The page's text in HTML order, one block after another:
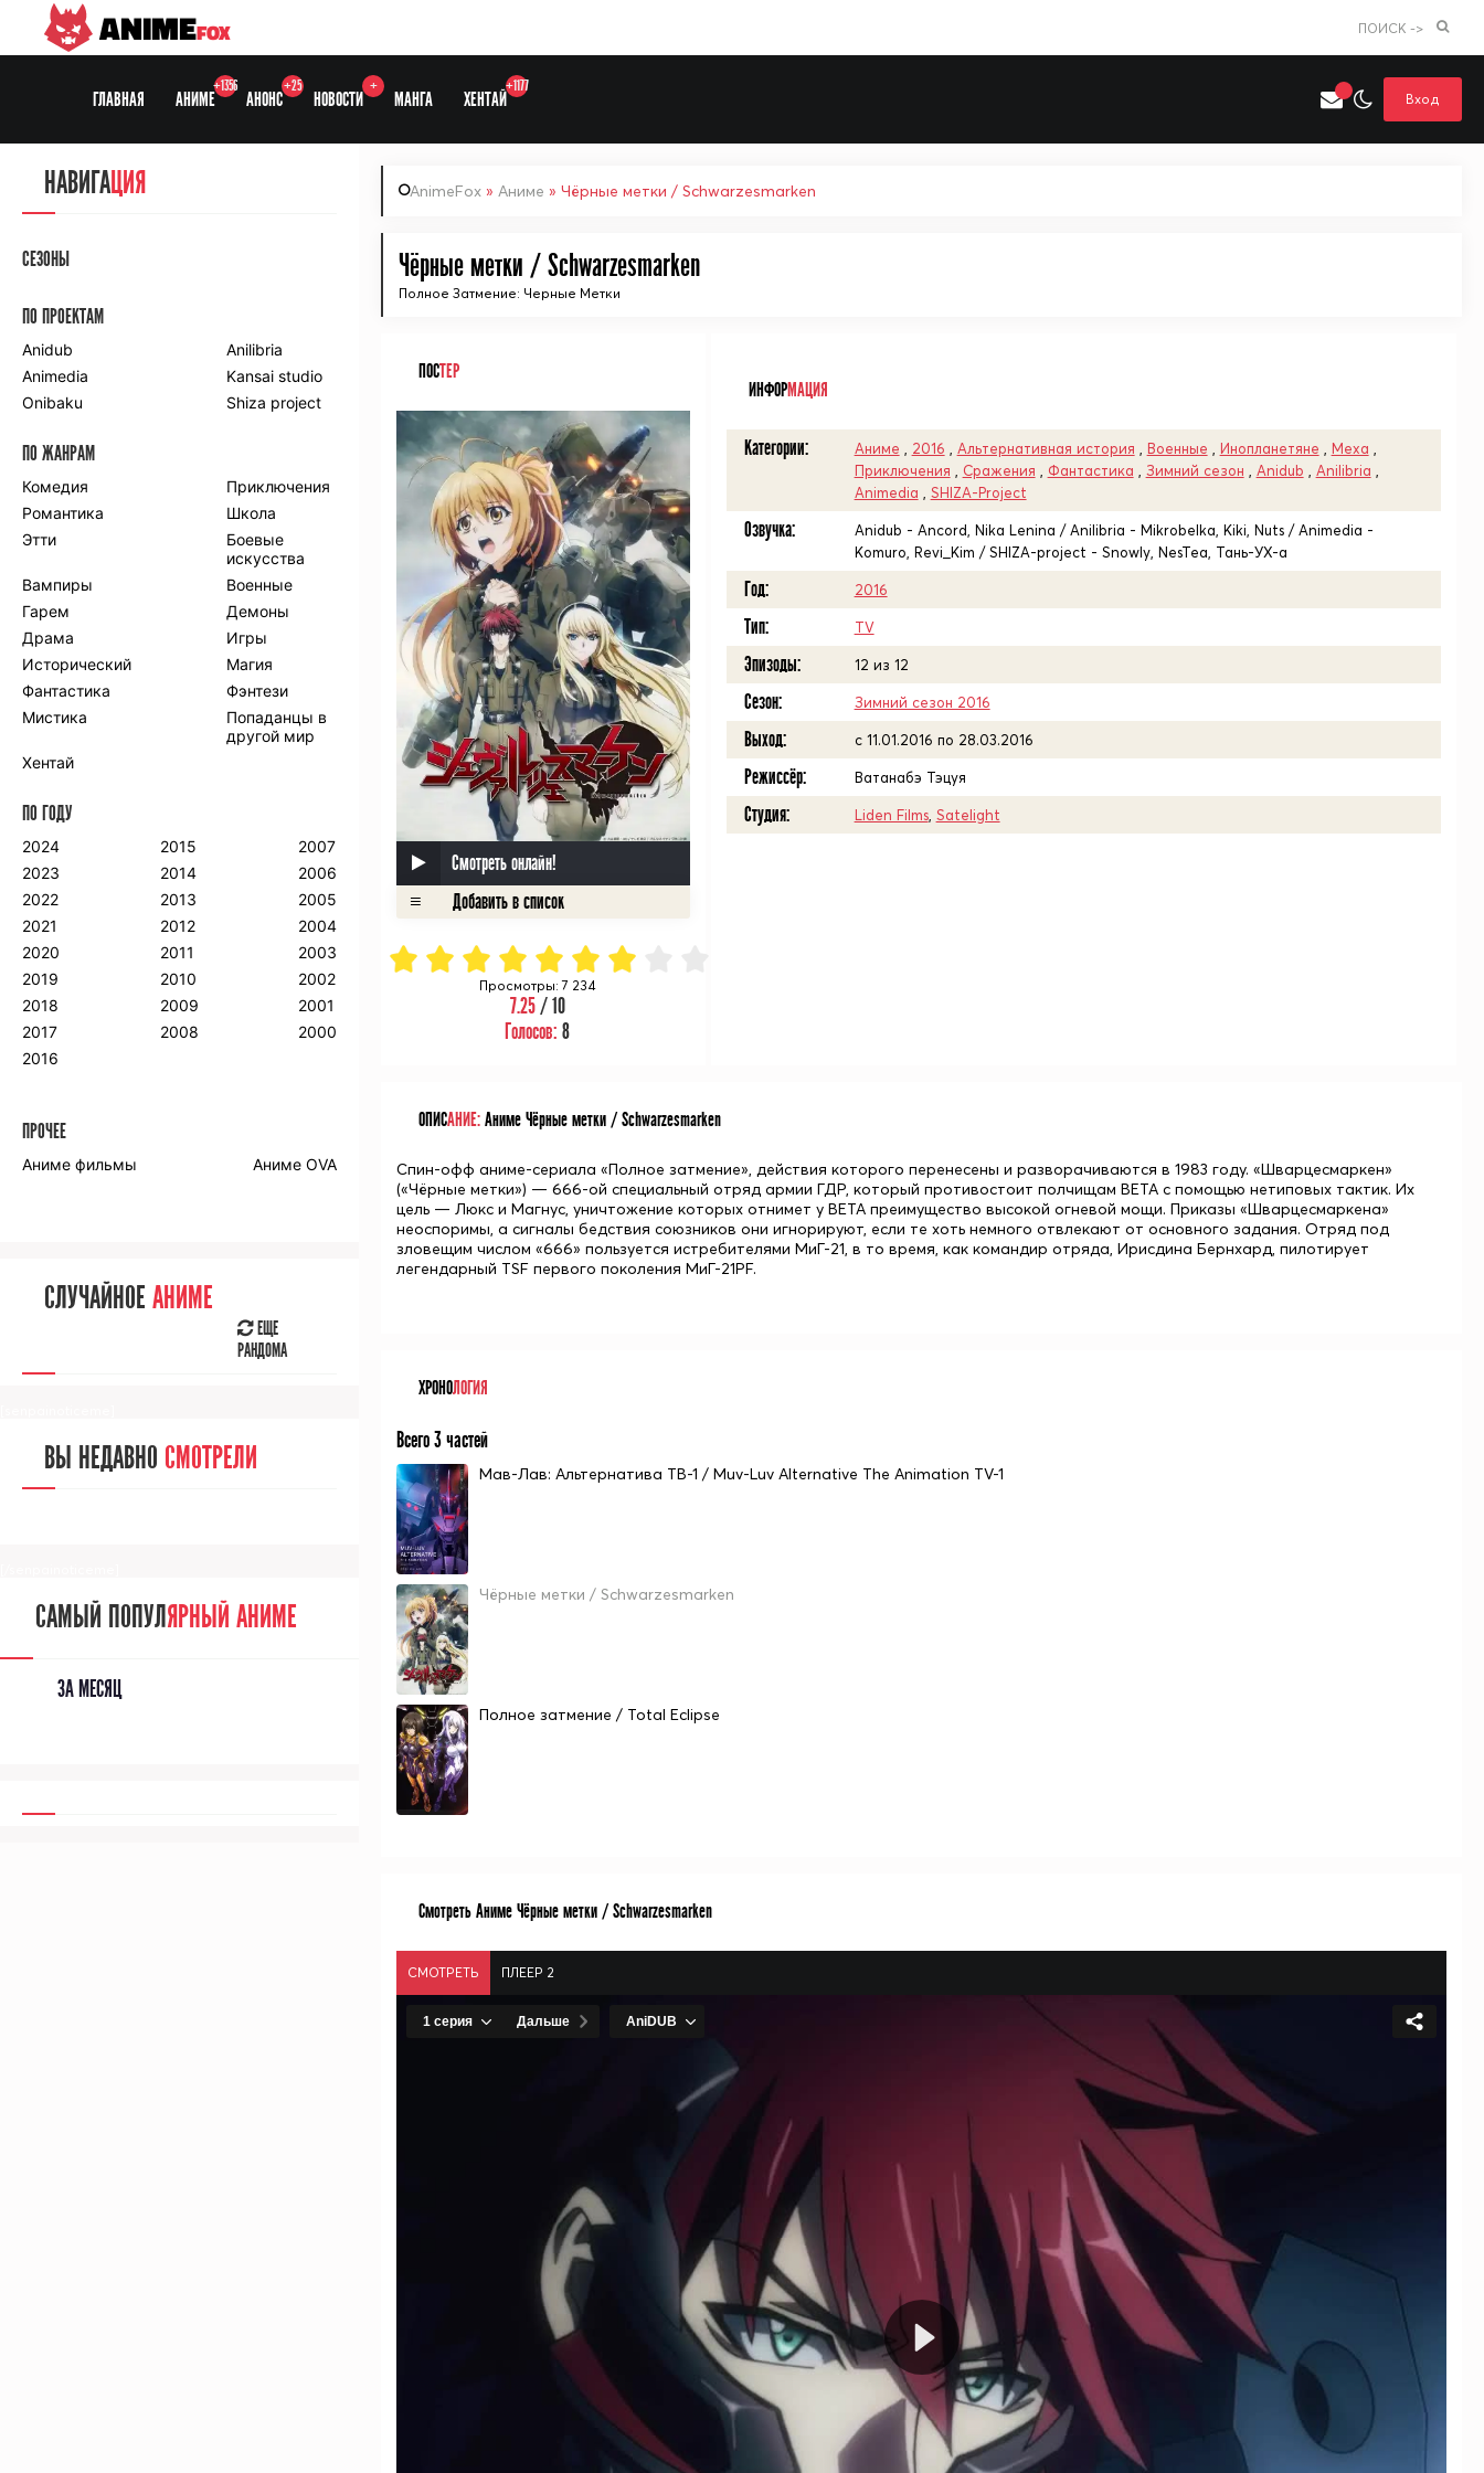
ANIMEFOX ПОИСК ->
ГЛАВНАЯ АНИМЕ
+1356
АНОНС
+25
НОВОСТИ
+
МАНГА ХЕНТАЙ
+1177
Вход
AnimeFox » Аниме » Чёрные метки / Schwarzesmarken
Чёрные метки / Schwarzesmarken
Полное Затмение: Черные Метки
ПОСТЕР
Смотреть онлайн!
Просмотры: 7 234
7.25/ 10
Голосов:8
ИНФОРМАЦИЯ
Категории: Аниме 2016 Альтернативная история Военные Инопланетяне Меха
Приключения
Сражения Фантастика Зимний сезон Anidub Anilibria
Animedia
SHIZA-Project
Озвучка:
Anidub - Ancord, Nika Lenina / Anilibria - Mikrobelka, Kiki, Nuts / Animedia -
Komuro, Revi_Kim / SHIZA-project - Snowly, NesTea, Тань-УХ-а
Год: 2016
Тип: TV
Эпизоды: 12 из 12
Сезон: Зимний сезон 2016
Выход: c 11.01.2016 по 28.03.2016
Режиссёр: Ватанабэ Тэцуя
Студия: Liden Films, Satelight
ОПИСАНИЕ:Аниме Чёрные метки / Schwarzesmarken
Спин-офф аниме-сериала «Полное затмение», действия которого перенесены и разворачиваются в 1983 году. «Шварцесмаркен»
(«Чёрные метки») — 666-ой специальный отряд армии ГДР, который противостоит полчищам BETA с помощью нетиповых тактик. Их
цель — Люкс и Магнус, уничтожение которых отнимет у BETA преимущество высокой огневой мощи. Приказы «Шварцесмаркена»
неоспоримы, а сигналы бедствия союзников они игнорируют, если те хоть немного отвлекают от основного задания. Отряд под
зловещим числом «666» пользуется истребителями МиГ-21, в то время, как командир отряда, Ирисдина Бернхард, пилотирует
легендарный TSF первого поколения МиГ-21PF.
ХРОНОЛОГИЯ
Всего 3 частей
Мав-Лав: Альтернатива ТВ-1 / Muv-Luv Alternative The Animation TV-1
Чёрные метки / Schwarzesmarken
Полное затмение / Total Eclipse
Смотреть Аниме Чёрные метки / Schwarzesmarken
СМОТРЕТЬ ПЛЕЕР 2
НАВИГАЦИЯ
СЕЗОНЫ
ПО ПРОЕКТАМ
Anidub
Anilibria
Animedia
Kansai studio
Onibaku
Shiza project
ПО ЖАНРАМ
Комедия
Приключения
Романтика
Школа
Этти
Боевые
искусства
Вампиры
Военные
Гарем
Демоны
Драма
Игры
Исторический
Магия
Фантастика
Фэнтези
Мистика
Попаданцы в
другой мир
Хентай
ПО ГОДУ
2024
2023
2022
2021
2020
2019
2018
2017
2016
2015
2014
2013
2012
2011
2010
2009
2008
2007
2006
2005
2004
2003
2002
2001
2000
ПРОЧЕЕ
Аниме фильмы Аниме OVA
СЛУЧАЙНОЕ АНИМЕ
ЕЩЕ
РАНДОМА
ВЫ НЕДАВНО СМОТРЕЛИ
САМЫЙ ПОПУЛЯРНЫЙ АНИМЕ
ЗА МЕСЯЦ